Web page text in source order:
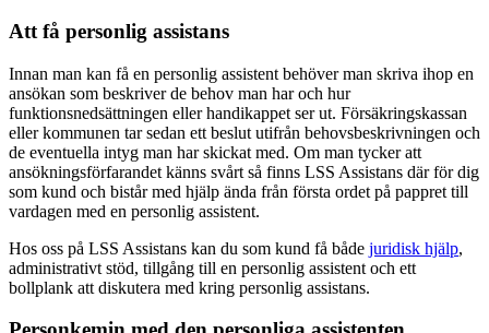
Att få personlig assistans
Innan man kan få en personlig assistent behöver man skriva ihop en
ansökan som beskriver de behov man har och hur
funktionsnedsättningen eller handikappet ser ut. Försäkringskassan
eller kommunen tar sedan ett beslut utifrån behovsbeskrivningen och
de eventuella intyg man har skickat med. Om man tycker att
ansökningsförfarandet känns svårt så finns LSS Assistans där för dig
som kund och bistår med hjälp ända från första ordet på pappret till
vardagen med en personlig assistent.
Hos oss på LSS Assistans kan du som kund få både juridisk hjälp,
administrativt stöd, tillgång till en personlig assistent och ett
bollplank att diskutera med kring personlig assistans.